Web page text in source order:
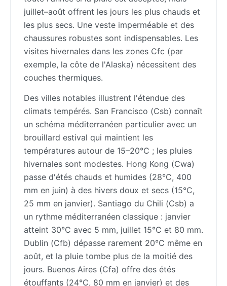
juillet–août offrent les jours les plus chauds et
les plus secs. Une veste imperméable et des
chaussures robustes sont indispensables. Les
visites hivernales dans les zones Cfc (par
exemple, la côte de l'Alaska) nécessitent des
couches thermiques.
Des villes notables illustrent l'étendue des
climats tempérés. San Francisco (Csb) connaît
un schéma méditerranéen particulier avec un
brouillard estival qui maintient les
températures autour de 15–20°C ; les pluies
hivernales sont modestes. Hong Kong (Cwa)
passe d'étés chauds et humides (28°C, 400
mm en juin) à des hivers doux et secs (15°C,
25 mm en janvier). Santiago du Chili (Csb) a
un rythme méditerranéen classique : janvier
atteint 30°C avec 5 mm, juillet 15°C et 80 mm.
Dublin (Cfb) dépasse rarement 20°C même en
août, et la pluie tombe plus de la moitié des
jours. Buenos Aires (Cfa) offre des étés
étouffants (24°C, 80 mm en janvier) et des